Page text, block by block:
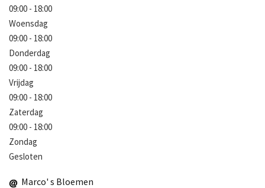
09:00 - 18:00
Woensdag
09:00 - 18:00
Donderdag
09:00 - 18:00
Vrijdag
09:00 - 18:00
Zaterdag
09:00 - 18:00
Zondag
Gesloten
Marco' s Bloemen